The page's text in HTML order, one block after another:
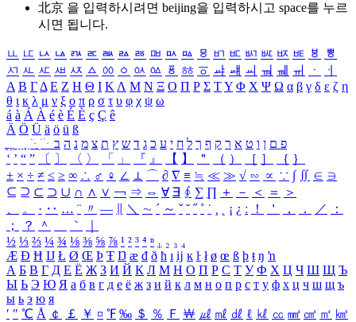
北京 을 입력하시려면 beijing을 입력하시고 space를 누르
시면 됩니다.
ㅥ ㅦ ㅧ ㅨ ㅩ ㅪ ㅫ ㅬ ㅭ ㅮ ㅯ ㅰ ㅱ ㅲ ㅳ ㅴ ㅵ ㅶ ㅷ ㅸ
ㅹ
ㅺ ㅻ ㅼ ㅽ ㅾ ㅿ ㆀ ㆁ ㆂ ㆃ ㆄ ㆅ ㆆ ㆇ ㆈ ㆉ ㆊ ㆋ ㆌ ㆍ
ㆎ
Α Β ΓΔ Ε Ζ Η Θ Ι ΚΛ Μ Ν Ξ Ο Π Ρ Σ ΤΥ Φ Χ Ψ Ω α β γ δ ε ζ η
θ ι κ λ μ ν ξ ο π ρ σ τ υ φ χ ψ ω
á à Á À é è É È ç Ç ê
Ä Ö Ü ä ö ü ß
ִֶֹ ֻּ ׁׂ פ ם ן ו ט א ר ק ף ך ל ח י ע כ ג ד ש ץ ת צ מ נ ה ב
‘ ’ “ ” 〔 〕 〈 〉 「 」 『 』 【 】 ＂ （ ） ［ ］ ｛ ｝
± × ÷ ≠ ≤ ≥ ∞ ∴ ♂ ♀ ∠ ⊥ ⌒ ∂ ∇ ≡ ≒ ≪ ≫ √ ∽ ∝ ∵ ∫ ∬ ∈ ∋
⊆ ⊇ ⊂ ⊃ ∪ ∩ ∧ ∨ ￢ ⇒ ⇔ ∀ ∃ ∮ ∑ ∏ ＋ － ＜ ＝
＞
、
。 · ‥ … ¨ 〃 ― ＼ ∼ ´ ～ ˇ ˘ ˝ ˚ ˙ ¸ ¡ ¿ ː ！ ＇ ， ． ／
：
；
？ ＾ ｀
½ ⅓ ⅔ ¼ ¾ ⅛ ⅜ ⅝ ⅞ ¹ ² ³ ⁴ ⁿ ₁ ₂ ₃ ₄
Æ Ð Ħ Ĳ Ł Ø Œ Þ Ŧ Ŋ æ đ ð ħ ı ĳ ĸ ŀ ł ø œ ß þ ŧ ŋ ŉ
А Б В Г Д Е Ё Ж З И Й К Л М Н О П Р С Т У Ф Х Ц Ч Ш Щ Ъ
Ы Ь Э Ю Я а б в г д е ё ж з и й к л м н о п р с т у ф х ц ч ш щ ъ
ы ь э ю я
′ ″ ℃ Å ￠ ￡ ￥ ¤ ℉ ‰ ＄ ％ Ｆ ￦ ㎕ ㎖ ㎗ ℓ ㎘ ㏄ ㎣ ㎤ ㎥ ㎦